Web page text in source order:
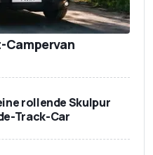
rollende Skulpur
Track-Car